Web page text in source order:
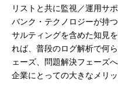
リストと共に監視／運用サ
バンク・テクノロジーが持
サルティングを含めた知見
れば、普段のログ解析で何
ェーズ、問題解決フェーズ
企業にとっての大きなメリッ